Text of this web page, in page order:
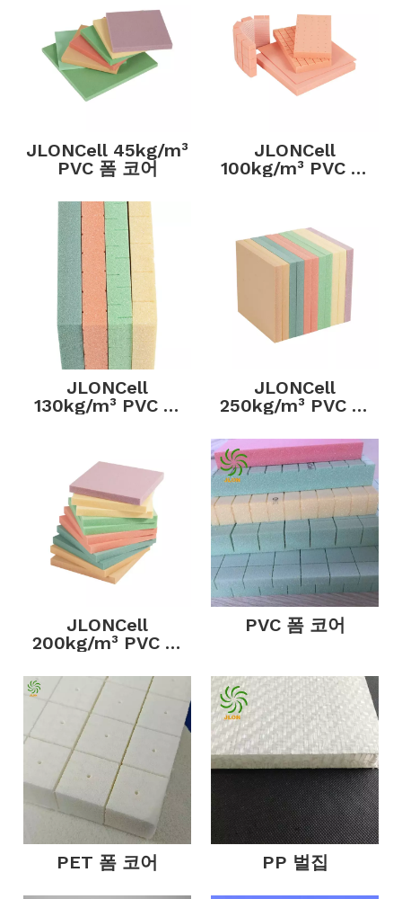
JLONCell 45kg/m³
PVC 폼 코어
JLONCell
100kg/m³ PVC 폼
JLONCell
130kg/m³ PVC 폼
JLONCell
250kg/m³ PVC 폼
JLONCell
200kg/m³ PVC 폼
PVC 폼 코어
PET 폼 코어 PP 벌집